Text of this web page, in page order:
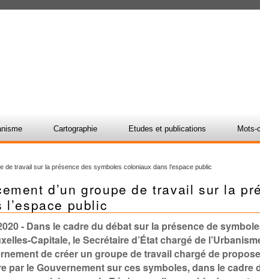
Cartographie Etudes et publications Mots-
de travail sur la présence des symboles coloniaux dans l’espace public
d’un groupe de travail sur la
l’espace public
- Dans le cadre du débat sur la présence de
Capitale, le Secrétaire d’État chargé de
de créer un groupe de travail chargé de
par le Gouvernement sur ces symboles, dans le cadre